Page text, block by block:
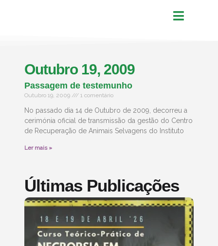
Outubro 19, 2009
Passagem de testemunho
Outubro 19, 2009 1 comentário
No passado dia 14 de Outubro de 2009, decorreu a
cerimónia oficial de transmissão da gestão do Centro
de Recuperação de Animais Selvagens do Instituto
Ler mais »
Últimas Publicações